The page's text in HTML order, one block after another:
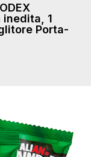
inedita, 1
Porta-